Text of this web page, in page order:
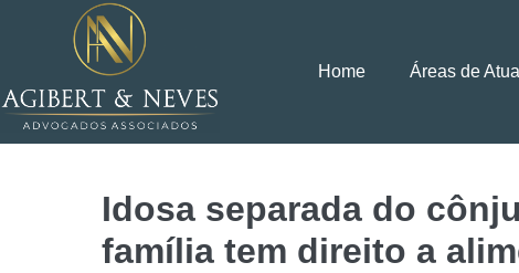
Home Áreas de
Idosa separada do
família tem direito a